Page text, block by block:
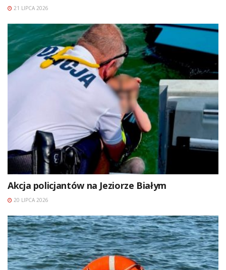
21 LIPCA 2026
Akcja policjantów na Jeziorze Białym
20 LIPCA 2026